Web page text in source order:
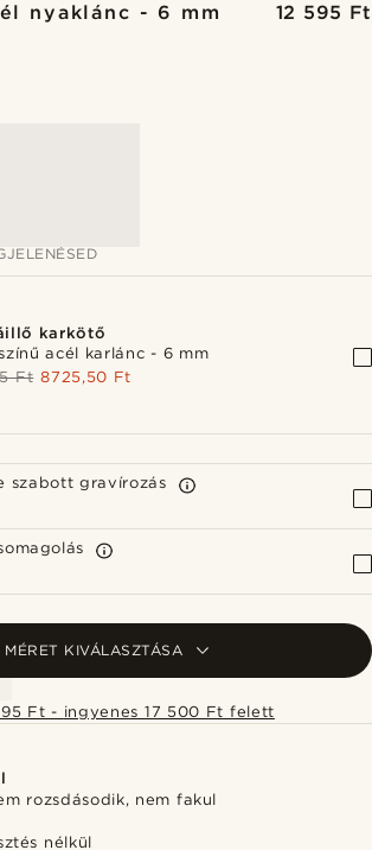
nyaklánc - 6 mm 12 595 Ft
karkötő
acél karlánc - 6 mm
Ft 8725,50 Ft
szabott gravírozás
MÉRET KIVÁLASZTÁSA
Szállítási költség 1395 Ft - ingyenes 17 500 Ft felett
rozsdásodik, nem fakul
nélkül